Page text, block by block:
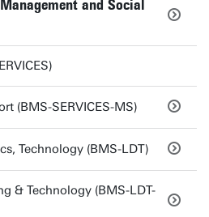
and Social
(BMS-SERVICES-MS)
Technology (BMS-LDT)
& Technology (BMS-LDT-